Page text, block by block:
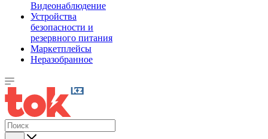
Видеонаблюдение
Устройства
безопасности и
резервного питания
Маркетплейсы
Неразобранное